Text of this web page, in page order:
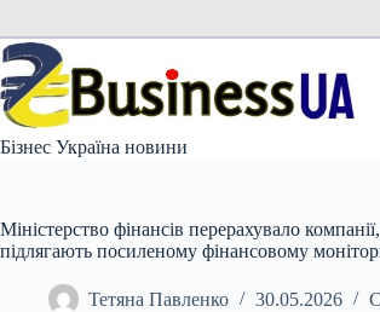
вмісту
Бізнес Україна новини
Міністерство фінансів перерахувало
підлягають посиленому фінансовому
Тетяна Павленко 30.05.2026